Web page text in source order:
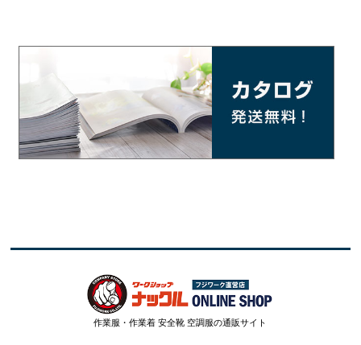
作業服・作業着 安全靴 空調服の通販サイト